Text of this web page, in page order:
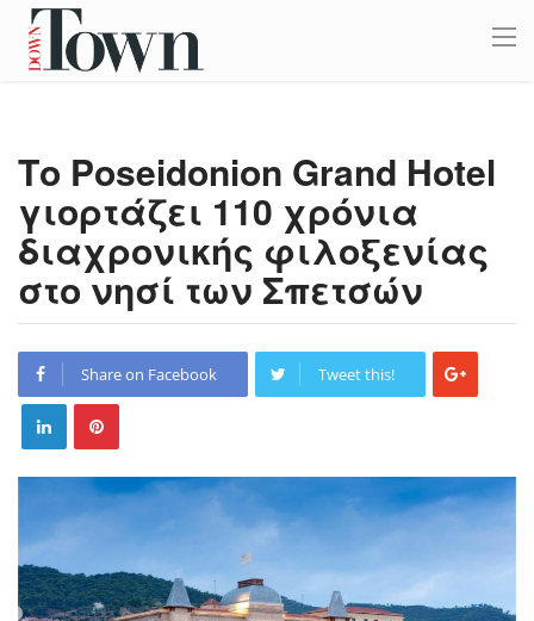
Το Poseidonion Grand Hotel
γιορτάζει 110 χρόνια
διαχρονικής φιλοξενίας
στο νησί των Σπετσών
Share on Facebook Tweet this!